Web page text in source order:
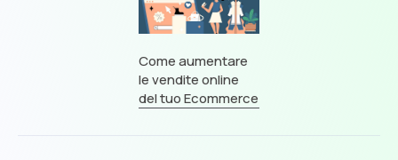
Come aumentare
le vendite online
del tuo Ecommerce